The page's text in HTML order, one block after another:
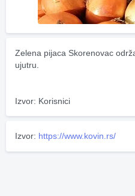
Zelena pijaca Skorenovac
ujutru.
Izvor: Korisnici
Izvor: https://www.kovin.rs/